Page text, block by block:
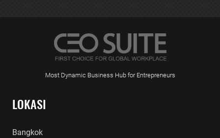
Most Dynamic Business Hub for Entrepreneurs
LOKASI
Bangkok